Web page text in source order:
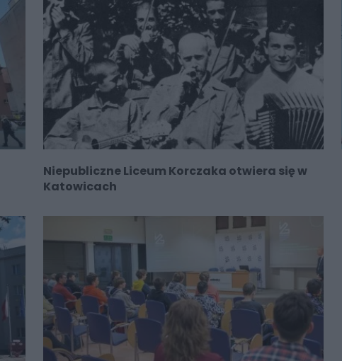
Niepubliczne Liceum Korczaka otwiera się w
Katowicach